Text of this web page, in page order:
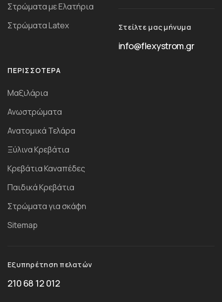
Στρώματα με Ελατήρια
Στρώματα Latex
Στείλτε μας μήνυμα
info@flexystrom.gr
ΠΕΡΙΣΣΌΤΕΡΑ
Μαξιλάρια
Ανωστρώματα
Ανατομικά Τελάρα
Ξύλινα Κρεβάτια
Κρεβάτια Καναπέδες
Παιδικά Κρεβάτια
Στρώματα για σκάφη
Sitemap
Εξυπηρέτηση πελατών
210 68 12 012